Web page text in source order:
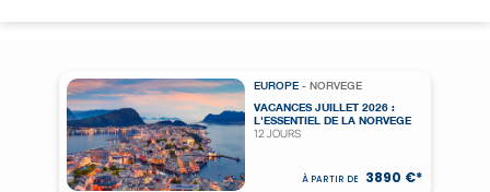
EUROPE - NORVEGE
VACANCES JUILLET 2026 :
L'ESSENTIEL DE LA NORVEGE
12 JOURS
À PARTIR DE 3890 €*